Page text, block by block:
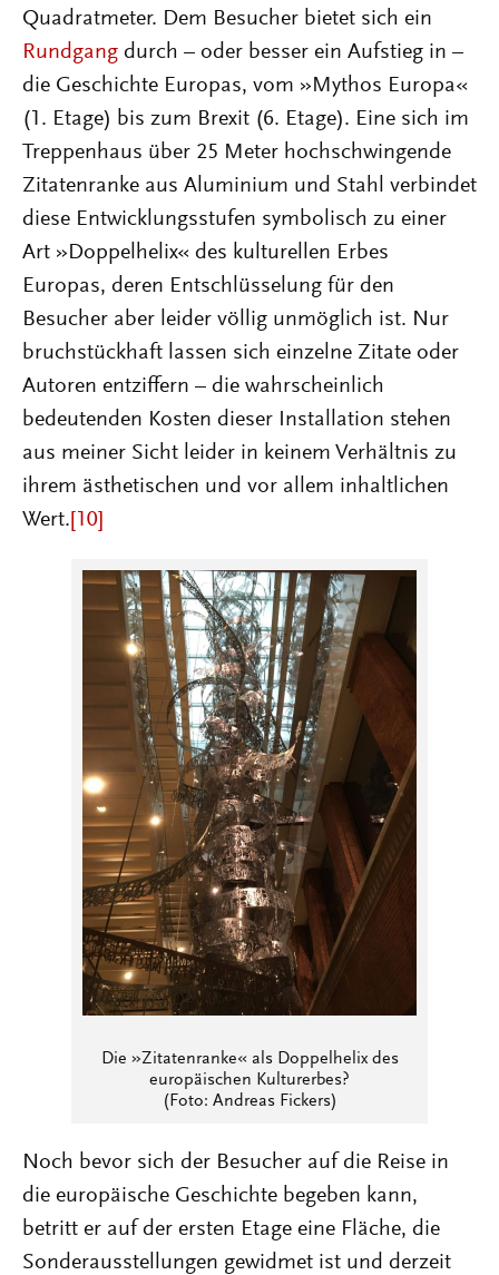
Quadratmeter. Dem Besucher bietet sich ein
Rundgang durch – oder besser ein Aufstieg in –
die Geschichte Europas, vom »Mythos Europa«
(1. Etage) bis zum Brexit (6. Etage). Eine sich im
Treppenhaus über 25 Meter hochschwingende
Zitatenranke aus Aluminium und Stahl verbindet
diese Entwicklungsstufen symbolisch zu einer
Art »Doppelhelix« des kulturellen Erbes
Europas, deren Entschlüsselung für den
Besucher aber leider völlig unmöglich ist. Nur
bruchstückhaft lassen sich einzelne Zitate oder
Autoren entziffern – die wahrscheinlich
bedeutenden Kosten dieser Installation stehen
aus meiner Sicht leider in keinem Verhältnis zu
ihrem ästhetischen und vor allem inhaltlichen
Wert. [10]
Die »Zitatenranke« als Doppelhelix des
europäischen Kulturerbes?
(Foto: Andreas Fickers)
Noch bevor sich der Besucher auf die Reise in
die europäische Geschichte begeben kann,
betritt er auf der ersten Etage eine Fläche, die
Sonderausstellungen gewidmet ist und derzeit